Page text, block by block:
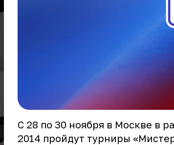
С 28 по 30 ноября в Москве в
2014 пройдут турниры